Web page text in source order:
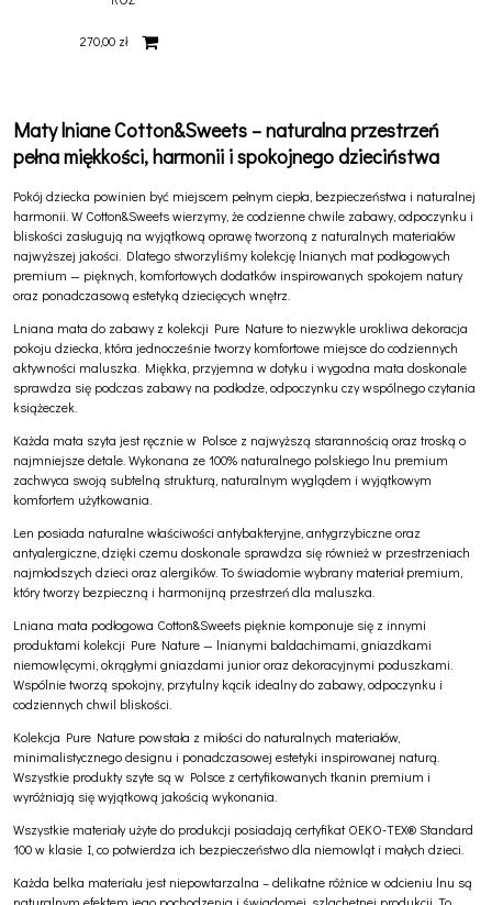
270,00 zł
Maty lniane Cotton&Sweets – naturalna przestrzeń
pełna miękkości, harmonii i spokojnego dzieciństwa
Pokój dziecka powinien być miejscem pełnym ciepła, bezpieczeństwa i naturalnej
harmonii. W Cotton&Sweetswierzymy, że codzienne chwile zabawy, odpoczynku i
bliskości zasługują na wyjątkową oprawę tworzoną z naturalnych materiałów
najwyższej jakości. Dlatego stworzyliśmy kolekcję lnianych mat podłogowych
premium — pięknych, komfortowych dodatków inspirowanych spokojem natury
oraz ponadczasową estetyką dziecięcych wnętrz.
Lniana mata do zabawy z kolekcji Pure Nature to niezwykle urokliwa dekoracja
pokoju dziecka, która jednocześnie tworzy komfortowe miejsce do codziennych
aktywności maluszka. Miękka, przyjemna w dotyku i wygodna mata doskonale
sprawdza się podczas zabawy na podłodze, odpoczynku czy wspólnego czytania
książeczek.
Każda mata szyta jest ręcznie w Polsce z najwyższą starannością oraz troską o
najmniejsze detale. Wykonana ze 100% naturalnego polskiego lnu premium
zachwyca swoją subtelną strukturą, naturalnym wyglądem i wyjątkowym
komfortem użytkowania.
Len posiada naturalne właściwości antybakteryjne, antygrzybiczne oraz
antyalergiczne, dzięki czemu doskonale sprawdza się również w przestrzeniach
najmłodszych dzieci oraz alergików. To świadomie wybrany materiał premium,
który tworzy bezpieczną i harmonijną przestrzeń dla maluszka.
Lniana mata podłogowa Cotton&Sweets pięknie komponuje się z innymi
produktami kolekcji Pure Nature — lnianymi baldachimami, gniazdkami
niemowlęcymi, okrągłymi gniazdami junior oraz dekoracyjnymi poduszkami.
Wspólnie tworzą spokojny, przytulny kącik idealny do zabawy, odpoczynku i
codziennych chwil bliskości.
Kolekcja Pure Nature powstała z miłości do naturalnych materiałów,
minimalistycznego designu i ponadczasowej estetyki inspirowanej naturą.
Wszystkie produkty szyte są w Polsce z certyfikowanych tkanin premium i
wyróżniają się wyjątkową jakością wykonania.
Wszystkie materiały użyte do produkcji posiadają certyfikat OEKO-TEX® Standard
100 w klasie I, co potwierdza ich bezpieczeństwo dla niemowląt i małych dzieci.
Każda belka materiału jest niepowtarzalna – delikatne różnice w odcieniu lnu są